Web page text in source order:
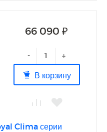
66 090 ₽
- +
В корзину
Clima серии